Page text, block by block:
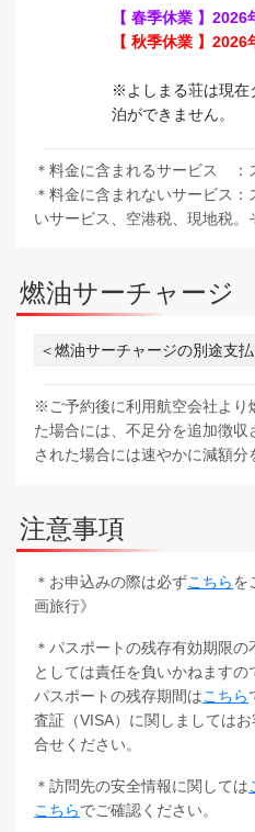
【 春季休業 】
【 秋季休業 】
※よしまる荘は現在
泊ができません。
＊料金に含まれるサービス ：
＊料金に含まれないサービス
いサービス、空港税、現地税。
燃油サーチャージ
＜燃油サーチャージの別途支
※ご予約後に利用航空会社より
た場合には、不足分を追加徴
された場合には速やかに減額
注意事項
＊お申込みの際は必ずこちらを
画旅行》
＊パスポートの残存有効期限
としては責任を負いかねますの
パスポートの残存期間はこちら
査証（VISA）に関しましては
合せください。
＊訪問先の安全情報に関しては
こちらでご確認ください。